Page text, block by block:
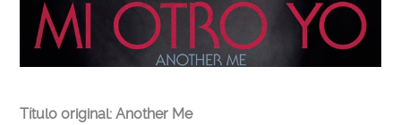
Título original: Another Me